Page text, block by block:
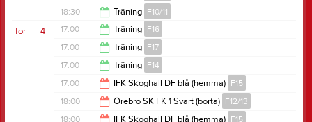
19:00
18:10
18:30 Träning F10/11
20:00
4
Tor 17:00 Träning F16
18:30
17:00 Träning F17
18:30
17:00 Träning F14
18:30
17:00 IFK Skoghall DF blå (hemma) F15
19:00
18:00 Örebro SK FK 1 Svart (borta) F12/13
18:00 IFK Skoghall DF blå (hemma) F15